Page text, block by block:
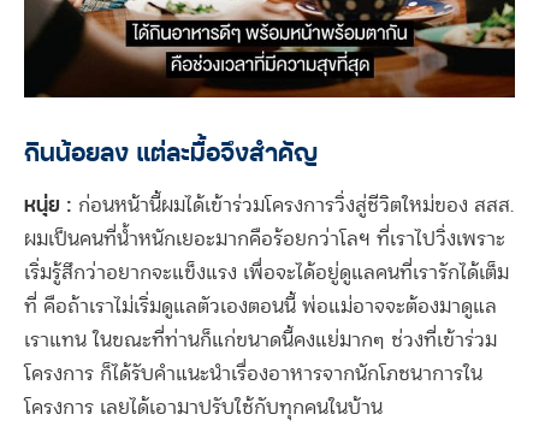
กินน้อยลง แต่ละมื้อจึงสำคัญ
หนุ่ย : ก่อนหน้านี้ผมได้เข้าร่วมโครงการวิ่งสู่ชีวิตใหม่ของ สสส.
ผมเป็นคนที่น้ำหนักเยอะมากคือร้อยกว่าโลฯ ที่เราไปวิ่งเพราะ
เริ่มรู้สึกว่าอยากจะแข็งแรง เพื่อจะได้อยู่ดูแลคนที่เรารักได้เต็ม
ที่ คือถ้าเราไม่เริ่มดูแลตัวเองตอนนี้ พ่อแม่อาจจะต้องมาดูแล
เราแทน ในขณะที่ท่านก็แก่ขนาดนี้คงแย่มากๆ ช่วงที่เข้าร่วม
โครงการ ก็ได้รับคำแนะนำเรื่องอาหารจากนักโภชนาการใน
โครงการ เลยได้เอามาปรับใช้กับทุกคนในบ้าน